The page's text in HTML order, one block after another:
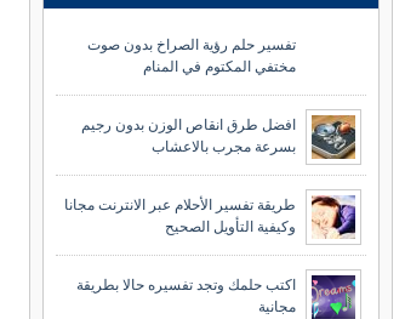
تفسير حلم رؤية الصراخ بدون صوت
مختفي المكتوم في المنام
افضل طرق انقاص الوزن بدون رجيم
بسرعة مجرب بالاعشاب
طريقة تفسير الأحلام عبر الانترنت مجانا
وكيفية التأويل الصحيح
اكتب حلمك وتجد تفسيره حالا بطريقة
مجانية